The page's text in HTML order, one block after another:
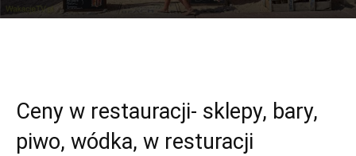
Ceny w restauracji- sklepy, bary,
piwo, wódka, w resturacji